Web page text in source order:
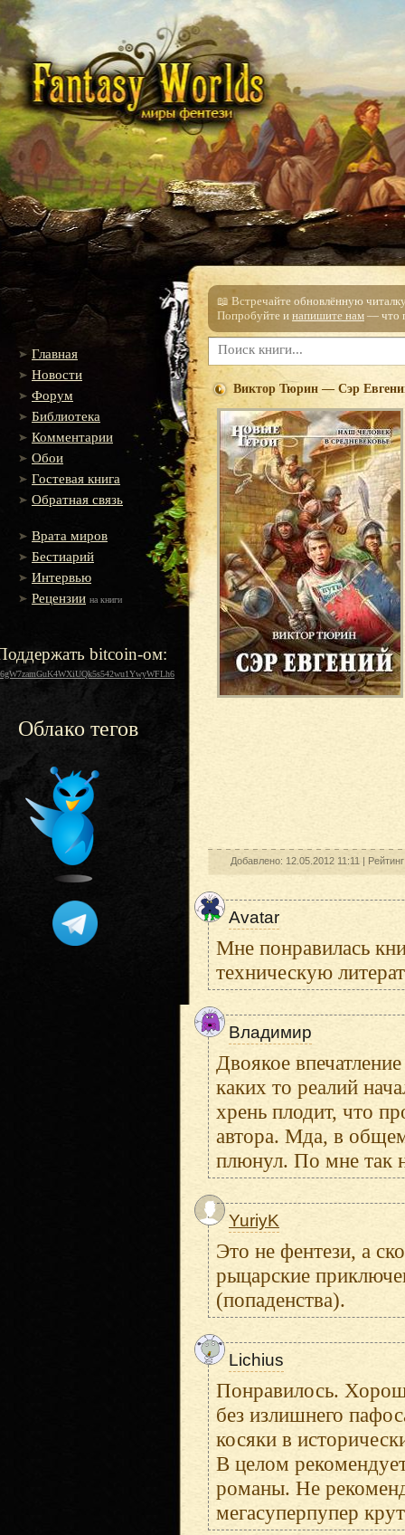
Главная
Новости
Форум
Библиотека
Комментарии
Обои
Гостевая книга
Обратная связь
Врата миров
Бестиарий
Интервью
Рецензии на книги
bitcoin-ом:
Облако тегов
📖 Встречайте обновлённую
Попробуйте и напишите нам — что
Виктор Тюрин — Сэр
Добавлено: 12.05.2012 11:11 |
Avatar
Мне понравилась
техническую
Владимир
Двоякое
каких то реалий
хрень плодит, что
автора. Мда, в
плюнул. По мне так
YuriyK
Это не фентези, а
рыцарские
(попаденства).
Lichius
Понравилось.
без излишнего
косяки в
В целом
романы. Не
мегасуперпупер